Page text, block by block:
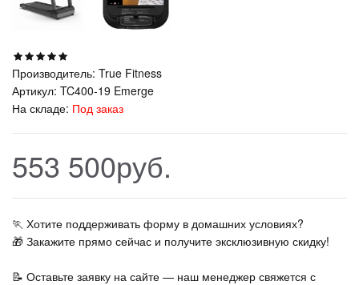
Производитель: True Fitness
Артикул: TC400-19 Emerge
На складе: Под заказ
553 500руб.
🏃‍ Хотите поддерживать форму в домашних условиях?
🎁 Закажите прямо сейчас и получите эксклюзивную скидку!
📝 Оставьте заявку на сайте — наш менеджер свяжется с